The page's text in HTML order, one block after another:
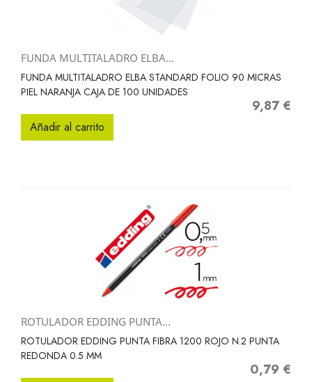
FUNDA MULTITALADRO ELBA...
FUNDA MULTITALADRO ELBA STANDARD FOLIO 90 MICRAS
PIEL NARANJA CAJA DE 100 UNIDADES
Precio
9,87 €
Añadir al carrito
ROTULADOR EDDING PUNTA...
ROTULADOR EDDING PUNTA FIBRA 1200 ROJO N.2 PUNTA
REDONDA 0.5 MM
Precio
0,79 €